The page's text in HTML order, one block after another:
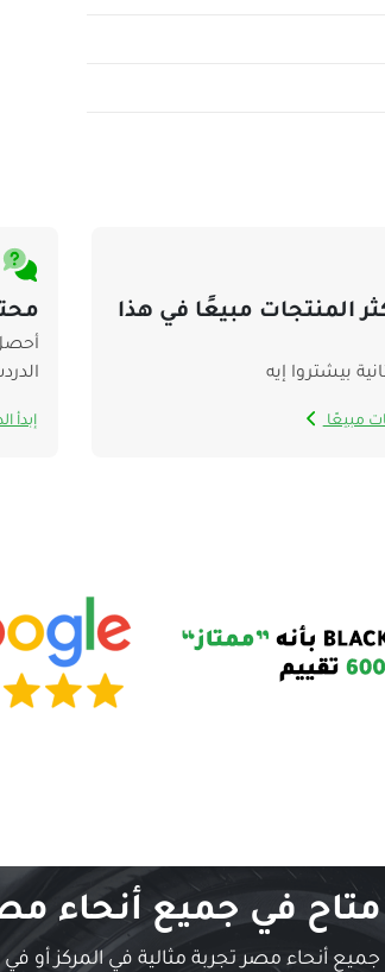
المنتجات مبيعًا في هذا
بيشتروا إيه
مبيعًا إبدأ
متاح في جميع أنحاء
أنحاء مصر تجربة مثالية في المركز أو في